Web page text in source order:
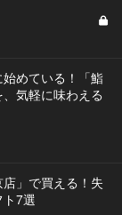
めている！「鮨
気軽に味わえる
」で買える！失
7選